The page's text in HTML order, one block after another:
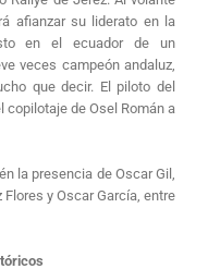
afianzar su liderato en la
en el ecuador de un
veces campeón andaluz,
que decir. El piloto del
copilotaje de Osel Román a
la presencia de Oscar Gil,
y Oscar García, entre